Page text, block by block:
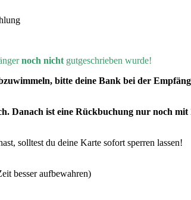
noch nicht gutgeschrieben wurde!
bitte deine Bank bei der
Danach ist eine Rückbuchung nur noch
solltest du deine Karte sofort sperren lassen!
besser aufbewahren)